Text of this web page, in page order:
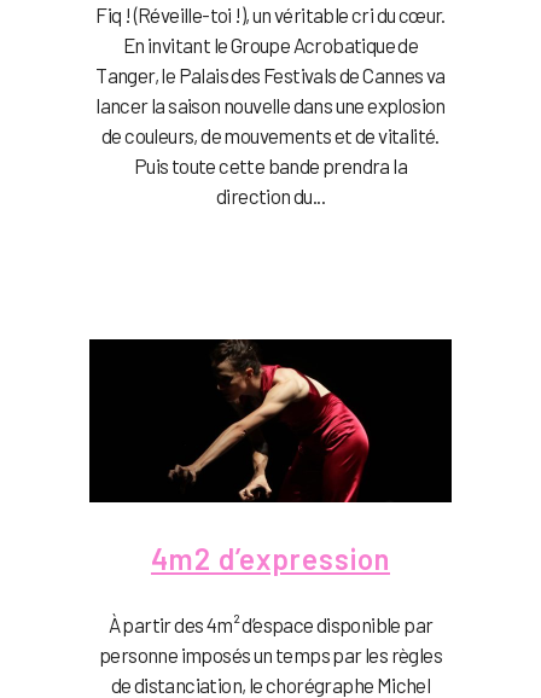
Fiq ! (Réveille-toi !), un véritable cri du cœur.
En invitant le Groupe Acrobatique de
Tanger, le Palais des Festivals de Cannes va
lancer la saison nouvelle dans une explosion
de couleurs, de mouvements et de vitalité.
Puis toute cette bande prendra la
direction du...
4m2 d’expression
À partir des 4m² d’espace disponible par
personne imposés un temps par les règles
de distanciation, le chorégraphe Michel